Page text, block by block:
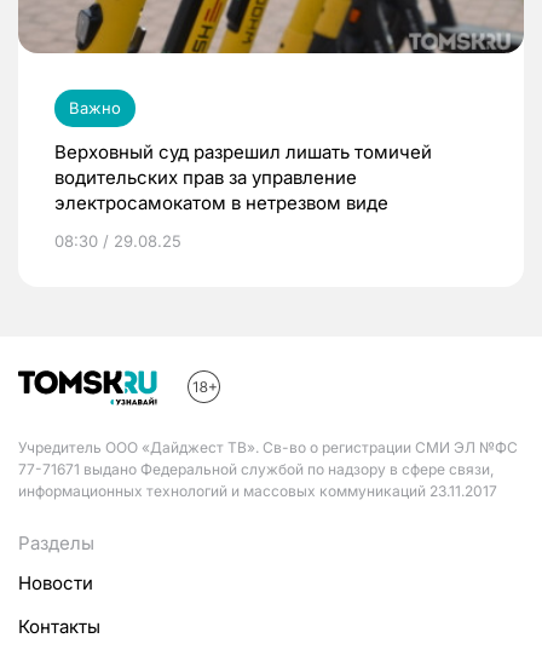
Важно
Верховный суд разрешил лишать томичей
водительских прав за управление
электросамокатом в нетрезвом виде
08:30 / 29.08.25
Учредитель ООО «Дайджест ТВ». Св-во о регистрации СМИ ЭЛ №ФС
77-71671 выдано Федеральной службой по надзору в сфере связи,
информационных технологий и массовых коммуникаций 23.11.2017
Разделы
Новости
Контакты